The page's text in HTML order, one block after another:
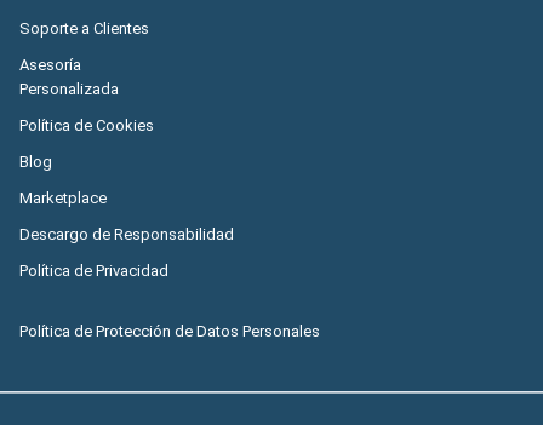
Soporte a Clientes
Asesoría
Personalizada
Política de Cookies
Blog
Marketplace
Descargo de Responsabilidad
Política de Privacidad
Política de Protección de Datos Personales